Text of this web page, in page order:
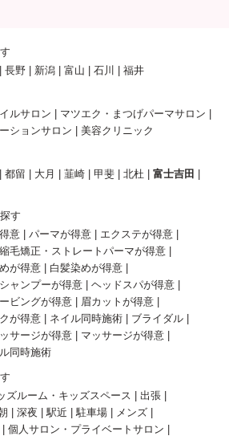
長野 新潟 富山 石川 福井
ルサロン
マツエク・まつげパーマサロン
ションサロン 美容クリニック
都留 大月 韮崎 甲斐 北杜
富士吉田
す
意 パーマが得意
エクステが得意
縮毛矯正・ストレートパーマが得意
が得意
白髪染めが得意
シャンプーが得意
ヘッドスパが得意
ビングが得意
眉カットが得意
が得意 ネイル同時施術
ブライダル
サージが得意
マッサージが得意
同時施術
ズルーム・キッズスペース
出張
深夜 駅近 駐車場
メンズ
個人サロン・プライベートサロン